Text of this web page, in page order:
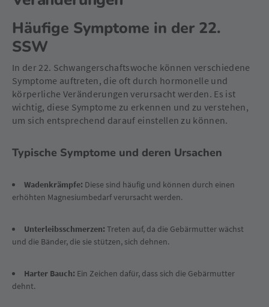
Häufige Symptome in der 22.
SSW
In der 22. Schwangerschaftswoche können verschiedene
Symptome auftreten, die oft durch hormonelle und
körperliche Veränderungen verursacht werden. Es ist
wichtig, diese Symptome zu erkennen und zu verstehen,
um sich entsprechend darauf einstellen zu können.
Typische Symptome und deren Ursachen
Wadenkrämpfe: Diese sind häufig und können durch einen
erhöhten Magnesiumbedarf verursacht werden.
Unterleibsschmerzen: Treten auf, da die Gebärmutter wächst
und die Bänder, die sie stützen, sich dehnen.
Harter Bauch: Ein Zeichen dafür, dass sich die Gebärmutter
dehnt.